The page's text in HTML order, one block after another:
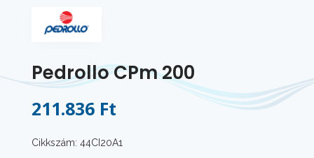
Pedrollo CPm 200
211.836 Ft
Cikkszám: 44CI20A1